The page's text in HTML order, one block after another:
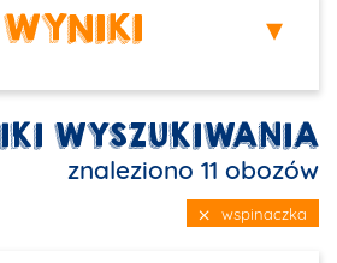
▾
WYSZUKIWANIA
znaleziono 11 obozów
⨉ wspinaczka